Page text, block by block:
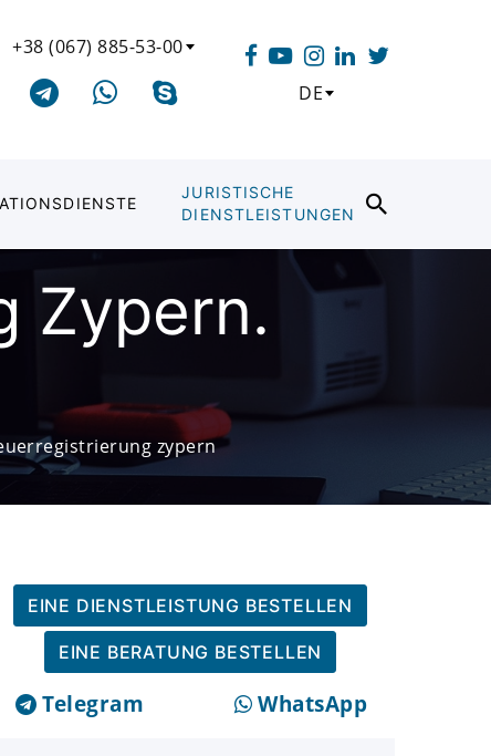
+38 (067) 885-53-00
DE
JURISTISCHE
DIENSTLEISTUNGEN
Zypern.
zypern
EINE DIENSTLEISTUNG BESTELLEN
EINE BERATUNG BESTELLEN
Telegram WhatsApp